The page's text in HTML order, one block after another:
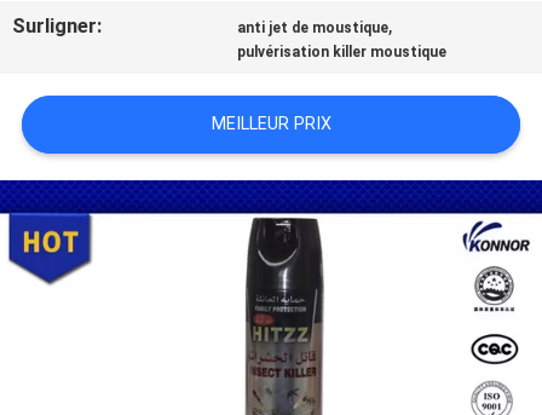
DEMANDEZ
CITATION
COMPANY
NEWS
Surligner: anti jet de moustique,
pulvérisation killer moustique
MEILLEUR PRIX